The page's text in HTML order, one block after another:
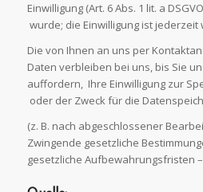
Einwilligung (Art. 6 Abs. 1 lit. a
wurde; die Einwilligung ist
Die von Ihnen an uns per
Daten verbleiben bei uns, bis Sie
auffordern, Ihre Einwilligung zur
oder der Zweck für die
(z. B. nach abgeschlossener
Zwingende gesetzliche
gesetzliche Aufbewahrungsfristen